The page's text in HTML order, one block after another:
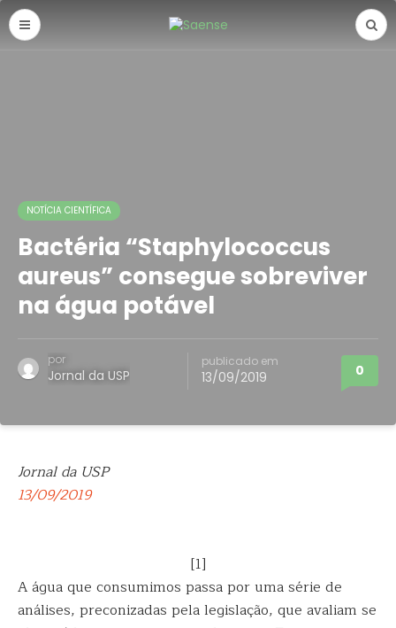
NOTÍCIA CIENTÍFICA
Bactéria “Staphylococcus
aureus” consegue sobreviver
na água potável
por
Jornal da USP
publicado em
13/09/2019 0
Jornal da USP
13/09/2019
[1]
A água que consumimos passa por uma série de
análises, preconizadas pela legislação, que avaliam se